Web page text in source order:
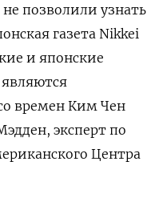
позволили узнать
газета Nikkei
и японские
времен Ким Чен
эксперт по
Центра